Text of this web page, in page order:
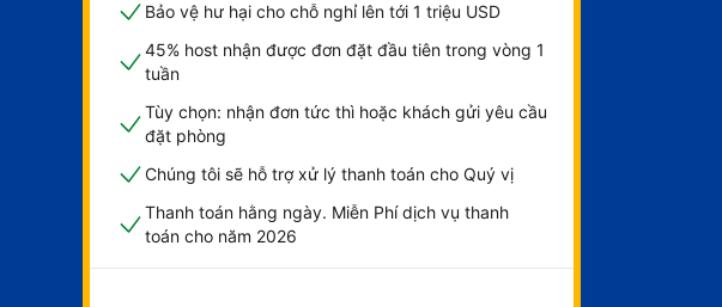
Bảo vệ hư hại cho chỗ nghỉ lên tới 1 triệu USD
45% host nhận được đơn đặt đầu tiên trong vòng 1
tuần
Tùy chọn: nhận đơn tức thì hoặc khách gửi yêu cầu
đặt phòng
Chúng tôi sẽ hỗ trợ xử lý thanh toán cho Quý vị
Thanh toán hằng ngày. Miễn Phí dịch vụ thanh
toán cho năm 2026